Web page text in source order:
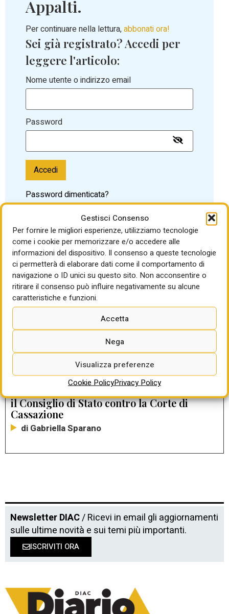
Gestisci Consenso
Per fornire le migliori esperienze, utilizziamo tecnologie
come i cookie per memorizzare e/o accedere alle
informazioni del dispositivo. Il consenso a queste tecnologie
ci permetterà di elaborare dati come il comportamento di
navigazione o ID unici su questo sito. Non acconsentire o
ritirare il consenso può influire negativamente su alcune
caratteristiche e funzioni.
Accetta
Nega
Visualizza preferenze
Cookie PolicyPrivacy Policy
Appalti.
Per continuare nella lettura,abbonati ora!
Sei già registrato? Accedi per
leggere l'articolo:
Nome utente o indirizzo email
Password
Accedi
Password dimenticata?
LEGGI ANCHE
RUP in prestito, una riforma rimasta sulla
carta
L’esenzione dal collocamento delle persone
con disabilità negli appalti di sicurezza
di Gabriella Sparano
Obblighi dichiarativi nei contratti pubblici:
il Consiglio di Stato contro la Corte di
Cassazione
di Gabriella Sparano
Newsletter DIAC/ Ricevi in email gli aggiornamenti
sulle ultime novità e sui temi più importanti.
ISCRIVITI ORA